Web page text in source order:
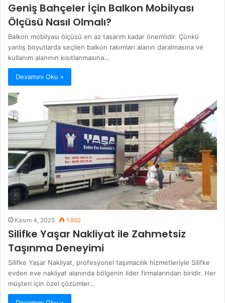
Geniş Bahçeler İçin Balkon Mobilyası
Ölçüsü Nasıl Olmalı?
Balkon mobilyası ölçüsü en az tasarım kadar önemlidir. Çünkü
yanlış boyutlarda seçilen balkon takımları alanın daralmasına ve
kullanım alanının kısıtlanmasına…
Devamını Oku »
Kasım 4, 2025 1.892
Silifke Yaşar Nakliyat ile Zahmetsiz
Taşınma Deneyimi
Silifke Yaşar Nakliyat, profesyonel taşımacılık hizmetleriyle Silifke
evden eve nakliyat alanında bölgenin lider firmalarından biridir. Her
müşteri için özel çözümler…